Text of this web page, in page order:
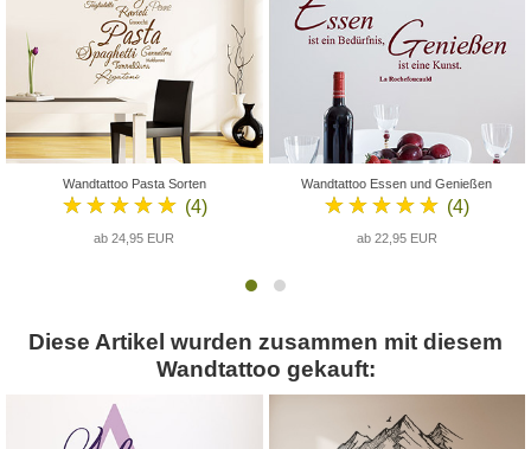
Wandtattoo Pasta Sorten
★★★★★ (4)
ab 24,95 EUR
Wandtattoo Essen und Genießen
★★★★★ (4)
ab 22,95 EUR
Diese Artikel wurden zusammen mit diesem
Wandtattoo gekauft: